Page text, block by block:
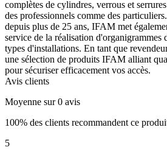
complètes de cylindres, verrous et
des professionnels comme des
depuis plus de 25 ans, IFAM met
service de la réalisation d'organigrammes
types d'installations. En tant que
une sélection de produits IFAM alliant
pour sécuriser efficacement vos accès.
Avis clients
Moyenne sur 0 avis
100% des clients recommandent ce
5